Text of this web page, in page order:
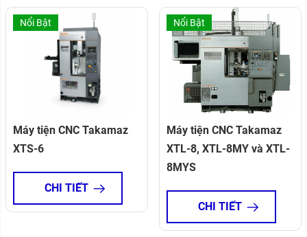
Nổi Bật
Máy tiện CNC Takamaz
XTS-6
CHI TIẾT
Nổi Bật
Máy tiện CNC Takamaz
XTL-8, XTL-8MY và XTL-
8MYS
CHI TIẾT